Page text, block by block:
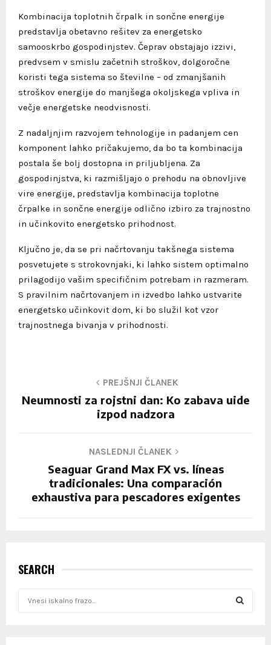
Kombinacija toplotnih črpalk in sončne energije
predstavlja obetavno rešitev za energetsko
samooskrbo gospodinjstev. Čeprav obstajajo izzivi,
predvsem v smislu začetnih stroškov, dolgoročne
koristi tega sistema so številne – od zmanjšanih
stroškov energije do manjšega okoljskega vpliva in
večje energetske neodvisnosti.
Z nadaljnjim razvojem tehnologije in padanjem cen
komponent lahko pričakujemo, da bo ta kombinacija
postala še bolj dostopna in priljubljena. Za
gospodinjstva, ki razmišljajo o prehodu na obnovljive
vire energije, predstavlja kombinacija toplotne
črpalke in sončne energije odlično izbiro za trajnostno
in učinkovito energetsko prihodnost.
Ključno je, da se pri načrtovanju takšnega sistema
posvetujete s strokovnjaki, ki lahko sistem optimalno
prilagodijo vašim specifičnim potrebam in razmeram.
S pravilnim načrtovanjem in izvedbo lahko ustvarite
energetsko učinkovit dom, ki bo služil kot vzor
trajnostnega bivanja v prihodnosti.
PREJŠNJI ČLANEK
Neumnosti za rojstni dan: Ko zabava uide
izpod nadzora
NASLEDNJI ČLANEK
Seaguar Grand Max FX vs. líneas
tradicionales: Una comparación
exhaustiva para pescadores exigentes
SEARCH